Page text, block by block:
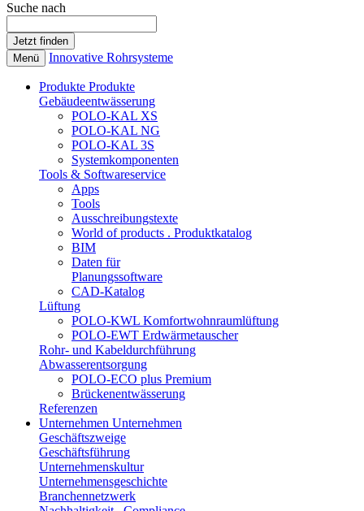
Suche nach
Menü Innovative Rohrsysteme
Produkte Produkte
Gebäudeentwässerung
POLO-KAL XS
POLO-KAL NG
POLO-KAL 3S
Systemkomponenten
Tools & Softwareservice
Apps
Tools
Ausschreibungstexte
World of products . Produktkatalog
BIM
Daten für
Planungssoftware
CAD-Katalog
Lüftung
POLO-KWL Komfortwohnraumlüftung
POLO-EWT Erdwärmetauscher
Rohr- und Kabeldurchführung
Abwasserentsorgung
POLO-ECO plus Premium
Brückenentwässerung
Referenzen
Unternehmen Unternehmen
Geschäftszweige
Geschäftsführung
Unternehmenskultur
Unternehmensgeschichte
Branchennetzwerk